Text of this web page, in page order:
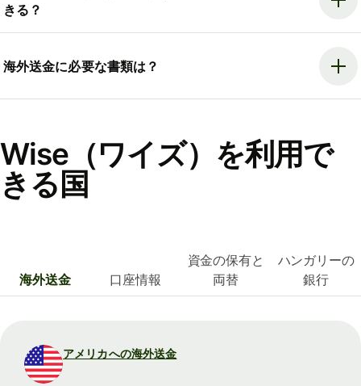
きる？
海外送金に必要な書類は？
Wise（ワイズ）を利用で
きる国
海外送金 口座情報
資金の保有と
両替
ハンガリーの
銀行
アメリカへの海外送金